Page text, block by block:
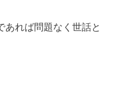
あれば問題なく世話と